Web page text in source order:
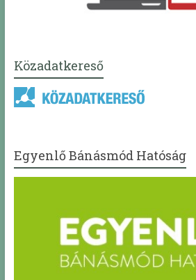
Közadatkereső
Egyenlő Bánásmód Hatóság